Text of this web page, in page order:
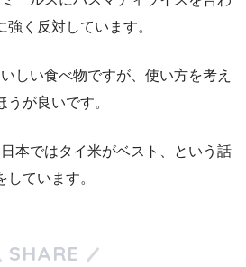
強く反対しています。
しい食べ物ですが、使い方を考え
うが良いです。
本ではタイ米がベスト、という話
しています。
SHARE